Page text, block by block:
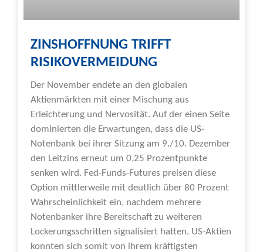
ZINSHOFFNUNG TRIFFT
RISIKOVERMEIDUNG
Der November endete an den globalen
Aktienmärkten mit einer Mischung aus
Erleichterung und Nervosität. Auf der einen Seite
dominierten die Erwartungen, dass die US-
Notenbank bei ihrer Sitzung am 9./10. Dezember
den Leitzins erneut um 0,25 Prozentpunkte
senken wird. Fed-Funds-Futures preisen diese
Option mittlerweile mit deutlich über 80 Prozent
Wahrscheinlichkeit ein, nachdem mehrere
Notenbanker ihre Bereitschaft zu weiteren
Lockerungsschritten signalisiert hatten. US-Aktien
konnten sich somit von ihrem kräftigsten